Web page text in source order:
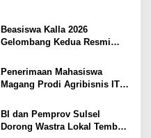
Beasiswa Kalla 2026
Gelombang Kedua Resmi
Penerimaan Mahasiswa
Magang Prodi Agribisnis ITP
Perkuat Kompetensi Lewat
Program MBKM
BI dan Pemprov Sulsel
Dorong Wastra Lokal Tembus